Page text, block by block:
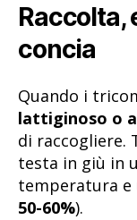
Raccolta,
concia
Quando i
lattiginoso o
di raccogliere.
testa in giù in
temperatura
50-60%).